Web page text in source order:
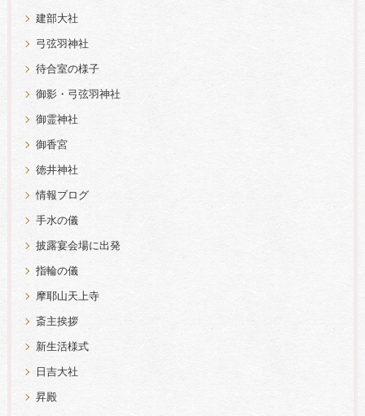
建部大社
弓弦羽神社
待合室の様子
御影・弓弦羽神社
御霊神社
御香宮
徳井神社
情報ブログ
手水の儀
披露宴会場に出発
指輪の儀
摩耶山天上寺
斎主挨拶
新生活様式
日吉大社
昇殿